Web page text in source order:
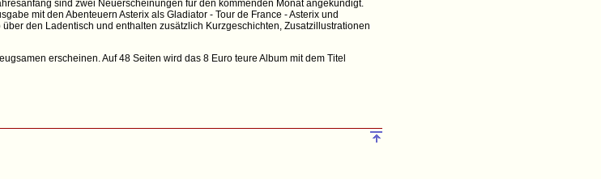
sind zwei Neuerscheinungen für den kommenden Monat angekündigt.
mit den Abenteuern Asterix als Gladiator - Tour de France - Asterix und
den Ladentisch und enthalten zusätzlich Kurzgeschichten, Zusatzillustrationen
erscheinen. Auf 48 Seiten wird das 8 Euro teure Album mit dem Titel